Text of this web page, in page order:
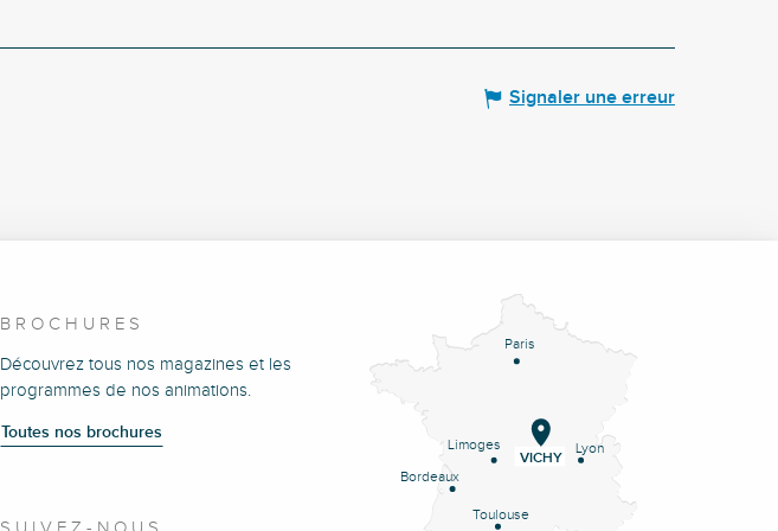
Signaler une erreur
BROCHURES
Découvrez tous nos magazines et les
programmes de nos animations.
Toutes nos brochures
Paris
Lyon
Limoges
Bordeaux
Toulouse
VICHY